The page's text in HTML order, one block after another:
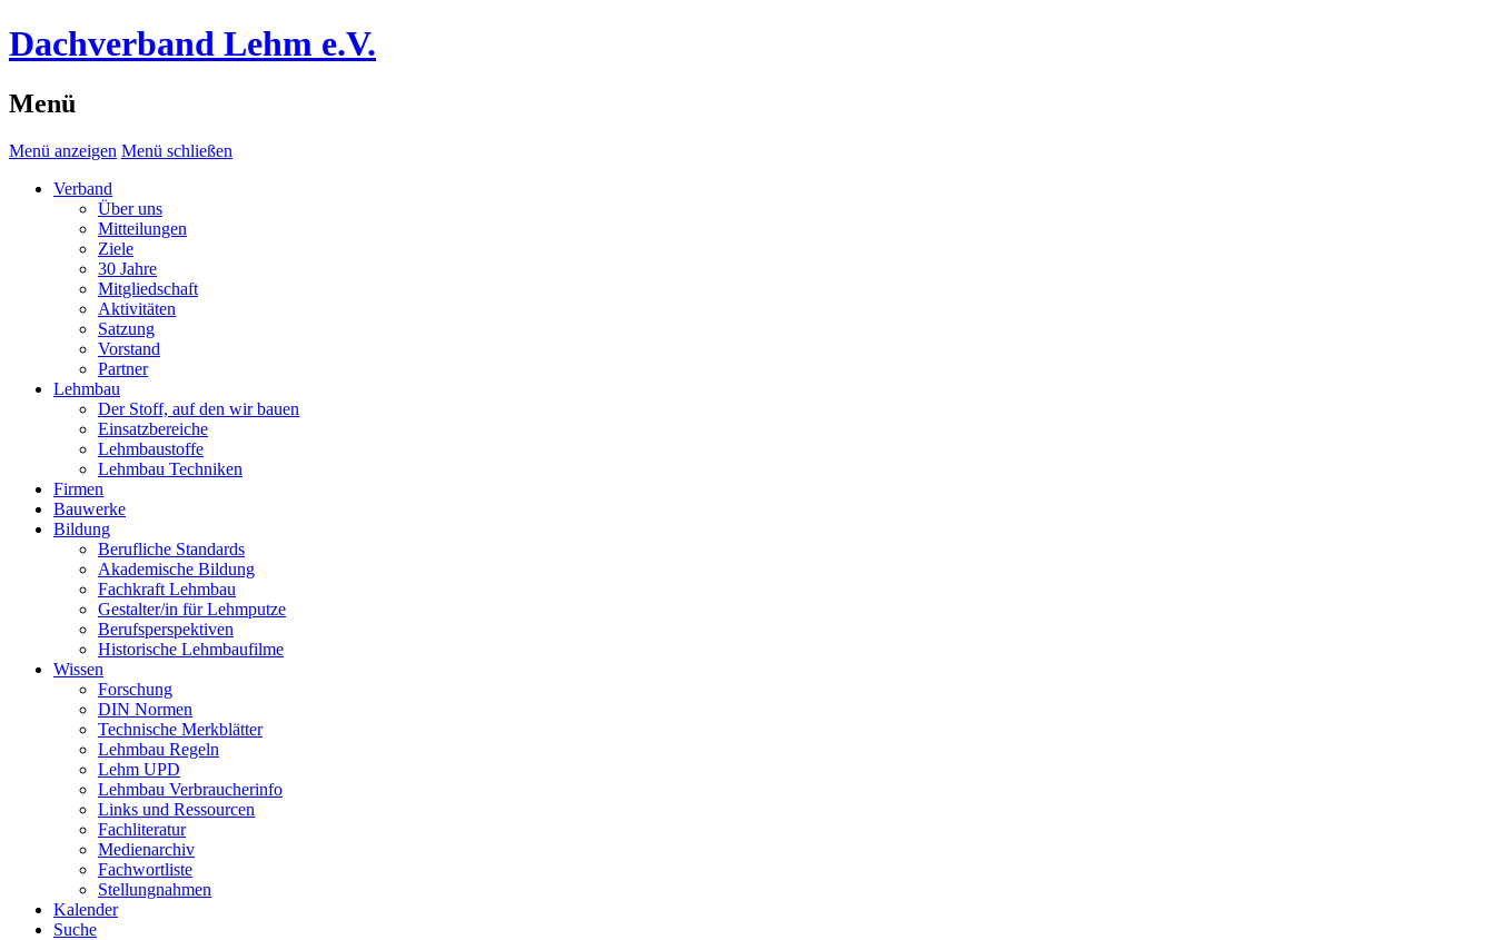
Dachverband Lehm e.V.
Menü
Menü anzeigen Menü schließen
Verband
Über uns
Mitteilungen
Ziele
30 Jahre
Mitgliedschaft
Aktivitäten
Satzung
Vorstand
Partner
Lehmbau
Der Stoff, auf den wir bauen
Einsatzbereiche
Lehmbaustoffe
Lehmbau Techniken
Firmen
Bauwerke
Bildung
Berufliche Standards
Akademische Bildung
Fachkraft Lehmbau
Gestalter/in für Lehmputze
Berufsperspektiven
Historische Lehmbaufilme
Wissen
Forschung
DIN Normen
Technische Merkblätter
Lehmbau Regeln
Lehm UPD
Lehmbau Verbraucherinfo
Links und Ressourcen
Fachliteratur
Medienarchiv
Fachwortliste
Stellungnahmen
Kalender
Suche